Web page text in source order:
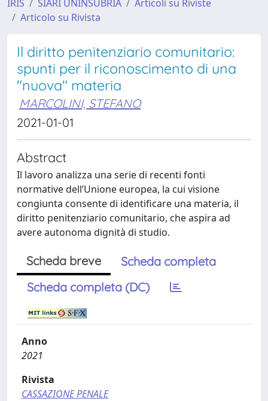
IRIS SIARI UNINSUBRIA
Articoli su Riviste
Articolo su Rivista
Il diritto penitenziario comunitario:
spunti per il riconoscimento di una
"nuova" materia
MARCOLINI, STEFANO
2021-01-01
Abstract
Il lavoro analizza una serie di recenti fonti
normative dell’Unione europea, la cui visione
congiunta consente di identificare una materia, il
diritto penitenziario comunitario, che aspira ad
avere autonoma dignità di studio.
Scheda breve
Scheda completa
Scheda completa (DC)
Anno
2021
Rivista
CASSAZIONE PENALE